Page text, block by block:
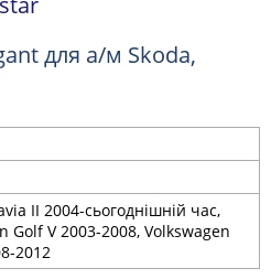
для а/м Skoda,
II 2004-сьогоднішній час,
Golf V 2003-2008, Volkswagen
2012